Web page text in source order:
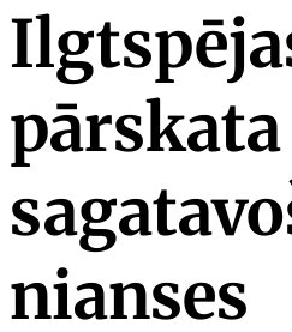
pārskata
nianses